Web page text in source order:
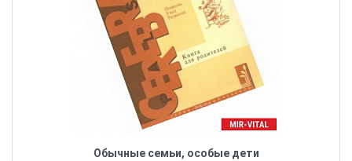
Обычные семьи, особые дети